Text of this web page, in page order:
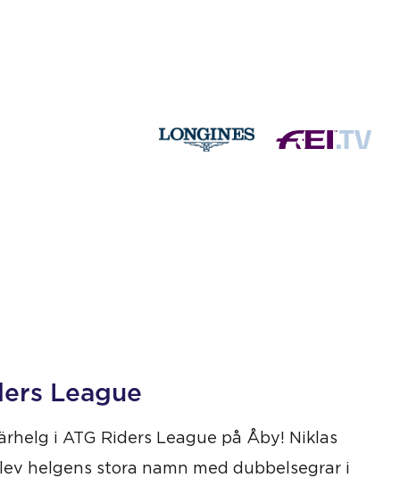
League
i ATG Riders League på Åby! Niklas
helgens stora namn med dubbelsegrar i